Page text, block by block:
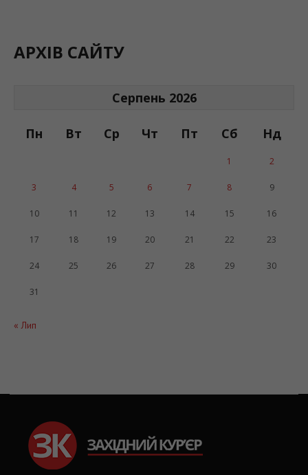
АРХІВ САЙТУ
Серпень 2026
Пн Вт Ср Чт Пт Сб Нд
« Лип
1 2
3 4 5 6 7 8 9
10 11 12 13 14 15 16
17 18 19 20 21 22 23
24 25 26 27 28 29 30
31